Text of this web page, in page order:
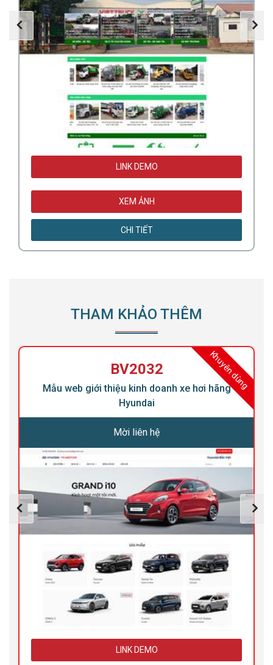
LINK DEMO
XEM ẢNH
CHI TIẾT
THAM KHẢO THÊM
Khuyên dùng
BV2032
Mẫu web giới thiệu kinh doanh xe hơi hãng
Hyundai
Mời liên hệ
LINK DEMO